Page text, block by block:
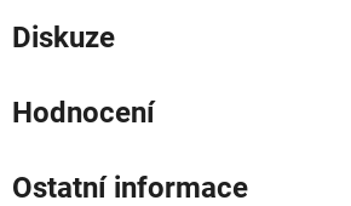
Diskuze
Hodnocení
Ostatní informace